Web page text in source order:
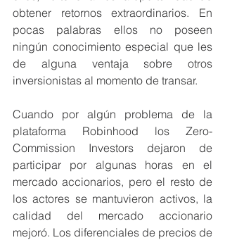
obtener retornos extraordinarios. En
pocas palabras ellos no poseen
ningún conocimiento especial que les
de alguna ventaja sobre otros
inversionistas al momento de transar.
Cuando por algún problema de la
plataforma Robinhood los Zero-
Commission Investors dejaron de
participar por algunas horas en el
mercado accionarios, pero el resto de
los actores se mantuvieron activos, la
calidad del mercado accionario
mejoró. Los diferenciales de precios de